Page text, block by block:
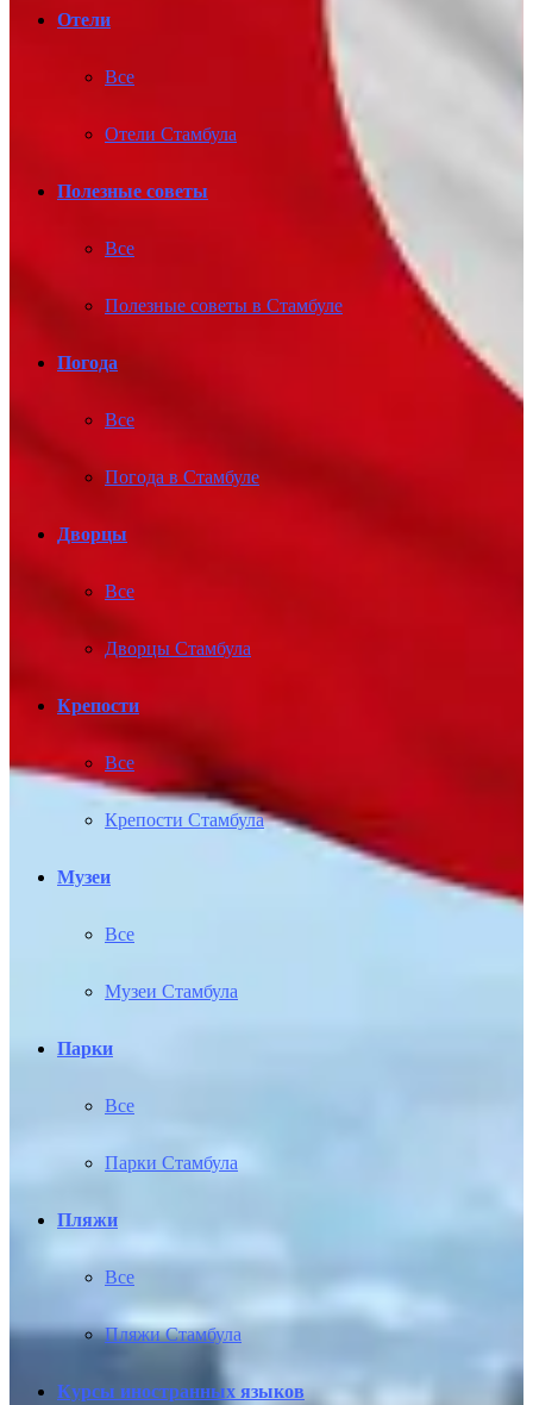
Отели
Все
Отели Стамбула
Полезные советы
Все
Полезные советы в Стамбуле
Погода
Все
Погода в Стамбуле
Дворцы
Все
Дворцы Стамбула
Крепости
Все
Крепости Стамбула
Музеи
Все
Музеи Стамбула
Парки
Все
Парки Стамбула
Пляжи
Все
Пляжи Стамбула
Курсы иностранных языков